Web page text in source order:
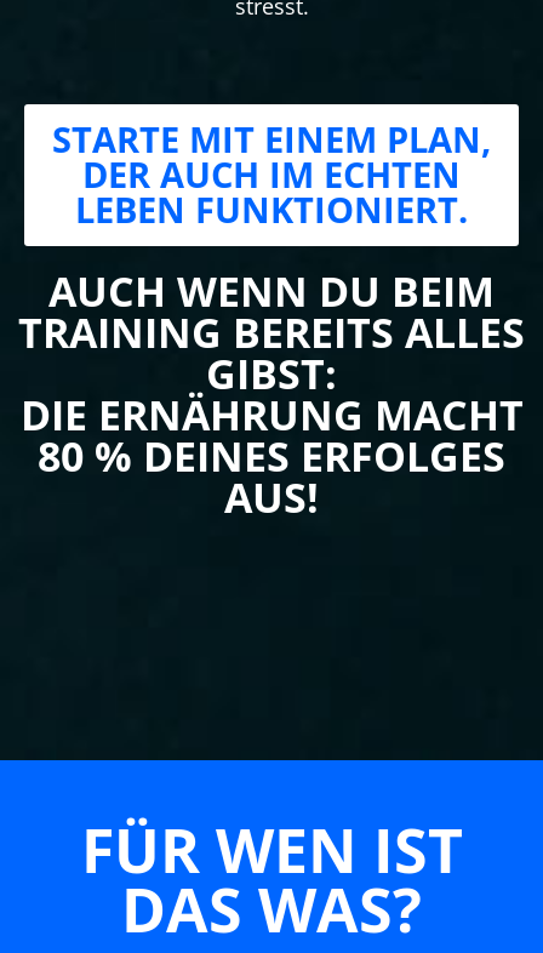
STARTE MIT EINEM PLAN,
DER AUCH IM ECHTEN
LEBEN FUNKTIONIERT.
AUCH WENN DU BEIM
TRAINING BEREITS ALLES
GIBST:
DIE ERNÄHRUNG MACHT
80 % DEINES ERFOLGES
AUS!
FÜR WEN IST
DAS WAS?